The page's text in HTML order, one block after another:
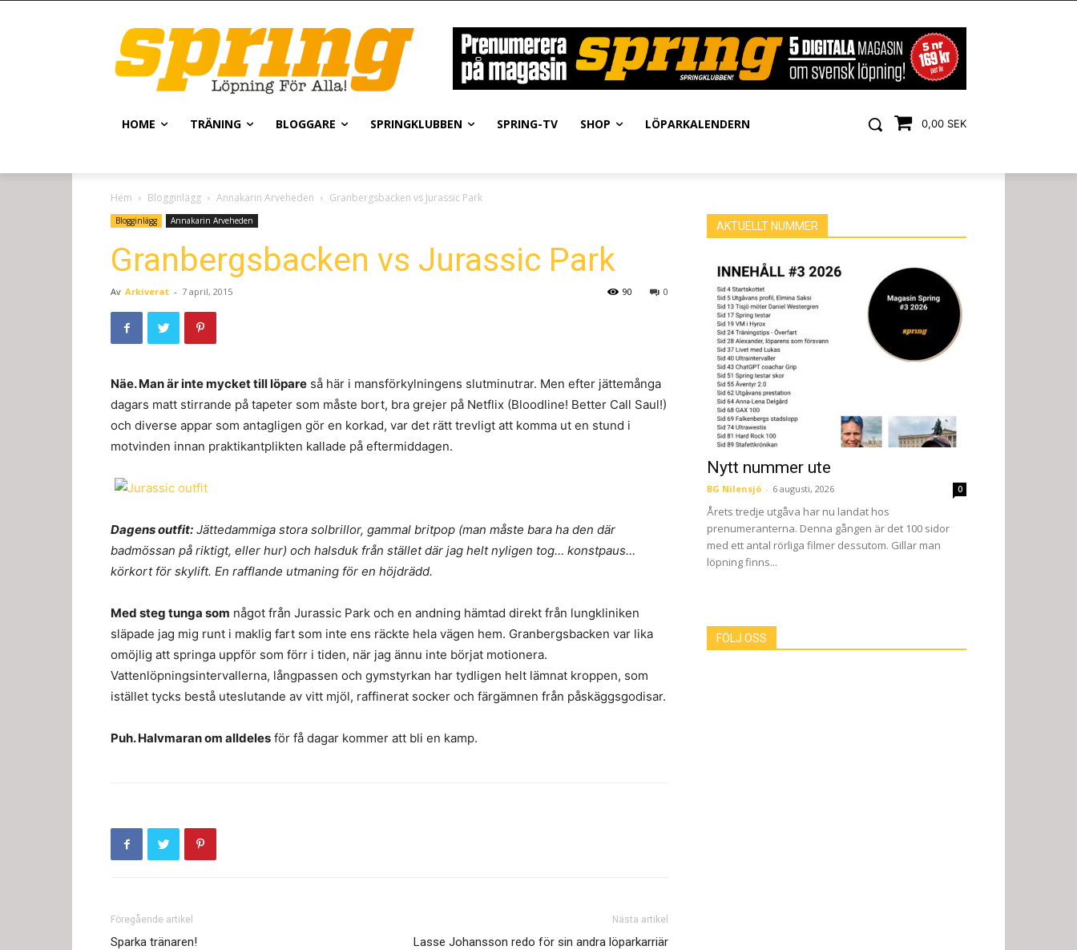
0,00 SEK
HOME TRÄNING BLOGGARE SPRINGKLUBBEN SPRING-TV SHOP LÖPARKALENDERN
Hem Blogginlägg Annakarin Arveheden Granbergsbacken vs Jurassic Park
Blogginlägg Annakarin Arveheden
Granbergsbacken vs Jurassic Park
Av Arkiverat - 7 april, 2015 0
90
Näe. Man är inte mycket till löpare så här i mansförkylningens slutminutrar. Men efter jättemånga
dagars matt stirrande på tapeter som måste bort, bra grejer på Netflix (Bloodline! Better Call Saul!)
och diverse appar som antagligen gör en korkad, var det rätt trevligt att komma ut en stund i
motvinden innan praktikantplikten kallade på eftermiddagen.
Dagens outfit: Jättedammiga stora solbrillor, gammal britpop (man måste bara ha den där
badmössan på riktigt, eller hur) och halsduk från stället där jag helt nyligen tog… konstpaus…
körkort för skylift. En rafflande utmaning för en höjdrädd.
Med steg tunga som något från Jurassic Park och en andning hämtad direkt från lungkliniken
släpade jag mig runt i maklig fart som inte ens räckte hela vägen hem. Granbergsbacken var lika
omöjlig att springa uppför som förr i tiden, när jag ännu inte börjat motionera.
Vattenlöpningsintervallerna, långpassen och gymstyrkan har tydligen helt lämnat kroppen, som
istället tycks bestå uteslutande av vitt mjöl, raffinerat socker och färgämnen från påskäggsgodisar.
Puh. Halvmaran om alldeles för få dagar kommer att bli en kamp.
Föregående artikel
Sparka tränaren!
Nästa artikel
Lasse Johansson redo för sin andra löparkarriär
AKTUELLT NUMMER
Nytt nummer ute
BG Nilensjö - 6 augusti, 2026 0
Årets tredje utgåva har nu landat hos
prenumeranterna. Denna gången är det 100 sidor
med ett antal rörliga filmer dessutom. Gillar man
löpning finns...
FÖLJ OSS